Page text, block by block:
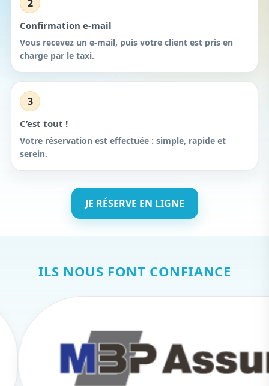
2
Confirmation e-mail
Vous recevez un e-mail, puis votre client est pris en
charge par le taxi.
3
C’est tout !
Votre réservation est effectuée : simple, rapide et
serein.
JE RÉSERVE EN LIGNE
ILS NOUS FONT CONFIANCE